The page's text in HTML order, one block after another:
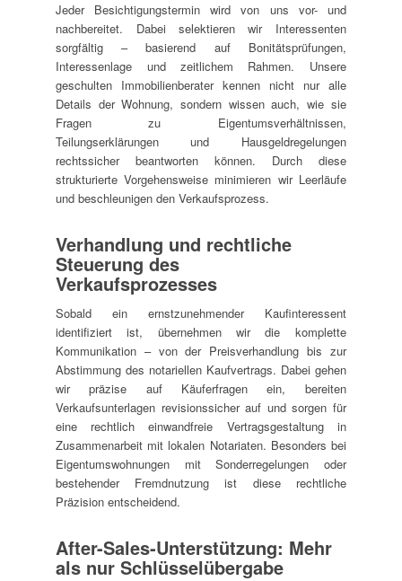
Jeder Besichtigungstermin wird von uns vor- und
nachbereitet. Dabei selektieren wir Interessenten
sorgfältig – basierend auf Bonitätsprüfungen,
Interessenlage und zeitlichem Rahmen. Unsere
geschulten Immobilienberater kennen nicht nur alle
Details der Wohnung, sondern wissen auch, wie sie
Fragen zu Eigentumsverhältnissen,
Teilungserklärungen und Hausgeldregelungen
rechtssicher beantworten können. Durch diese
strukturierte Vorgehensweise minimieren wir Leerläufe
und beschleunigen den Verkaufsprozess.
Verhandlung und rechtliche
Steuerung des
Verkaufsprozesses
Sobald ein ernstzunehmender Kaufinteressent
identifiziert ist, übernehmen wir die komplette
Kommunikation – von der Preisverhandlung bis zur
Abstimmung des notariellen Kaufvertrags. Dabei gehen
wir präzise auf Käuferfragen ein, bereiten
Verkaufsunterlagen revisionssicher auf und sorgen für
eine rechtlich einwandfreie Vertragsgestaltung in
Zusammenarbeit mit lokalen Notariaten. Besonders bei
Eigentumswohnungen mit Sonderregelungen oder
bestehender Fremdnutzung ist diese rechtliche
Präzision entscheidend.
After-Sales-Unterstützung: Mehr
als nur Schlüsselübergabe